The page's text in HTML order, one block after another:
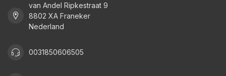
van Andel Ripkestraat 9
8802 XA Franeker
Nederland
0031850606505